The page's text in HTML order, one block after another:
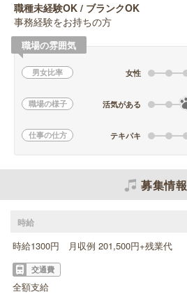
職種未経験OK / ブランクOK
事務経験をお持ちの方
職場の雰囲気
男女比率 女性
職場の様子 活気がある
仕事の仕方 テキパキ
募集情報
時給
時給1300円 月収例 201,500円+残業代
交通費
全額支給